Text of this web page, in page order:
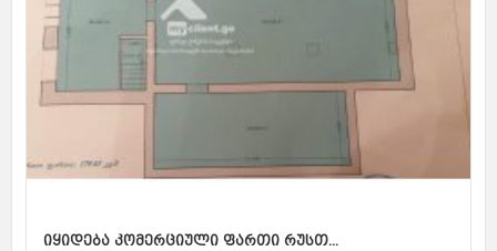
იყიდება კომერციული ფართი რუსთ...